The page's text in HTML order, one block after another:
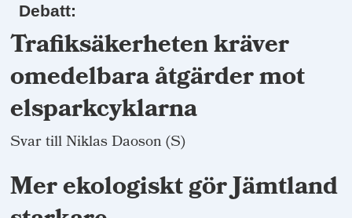
Debatt:
Trafiksäkerheten kräver
omedelbara åtgärder mot
elsparkcyklarna
Svar till Niklas Daoson (S)
Mer ekologiskt gör Jämtland